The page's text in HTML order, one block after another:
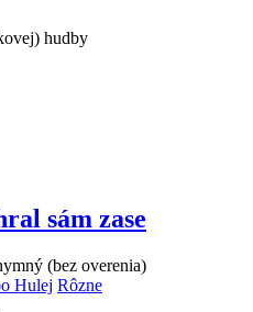
hudby
sám zase
(bez overenia)
Hulej Rôzne